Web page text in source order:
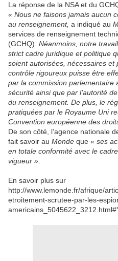
La réponse de la NSA et du
« Nous ne faisons jamais aucun
au renseignement, a indiqué au
services de renseignement
(GCHQ). Néanmoins, notre
strict cadre juridique et politique
soient autorisées, nécessaires et
contrôle rigoureux puisse être
par la commission parlementaire
sécurité ainsi que par l’autorité
du renseignement. De plus, le
pratiquées par le Royaume Uni
Convention européenne des
De son côté, l’agence nationale
fait savoir au Monde que « ses
en totale conformité avec le
vigueur »
En savoir plus sur
http://www.lemonde.fr/afrique/
etroitement-scrutee-par-les-